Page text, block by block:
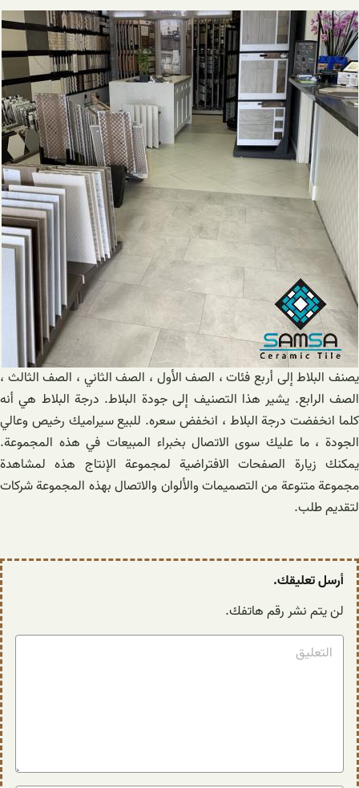
يصنف البلاط إلى أربع فئات ، الصف الأول ، الصف الثاني ، الصف الثالث ،
الصف الرابع. يشير هذا التصنيف إلى جودة البلاط. درجة البلاط هي أنه
كلما انخفضت درجة البلاط ، انخفض سعره. للبیع سيراميك رخيص وعالي
الجودة ، ما عليك سوى الاتصال بخبراء المبيعات في هذه المجموعة.
يمكنك زيارة الصفحات الافتراضية لمجموعة الإنتاج هذه لمشاهدة
مجموعة متنوعة من التصميمات والألوان والاتصال بهذه المجموعة شرکات
لتقديم طلب.
أرسل تعليقك.
لن يتم نشر رقم هاتفك.